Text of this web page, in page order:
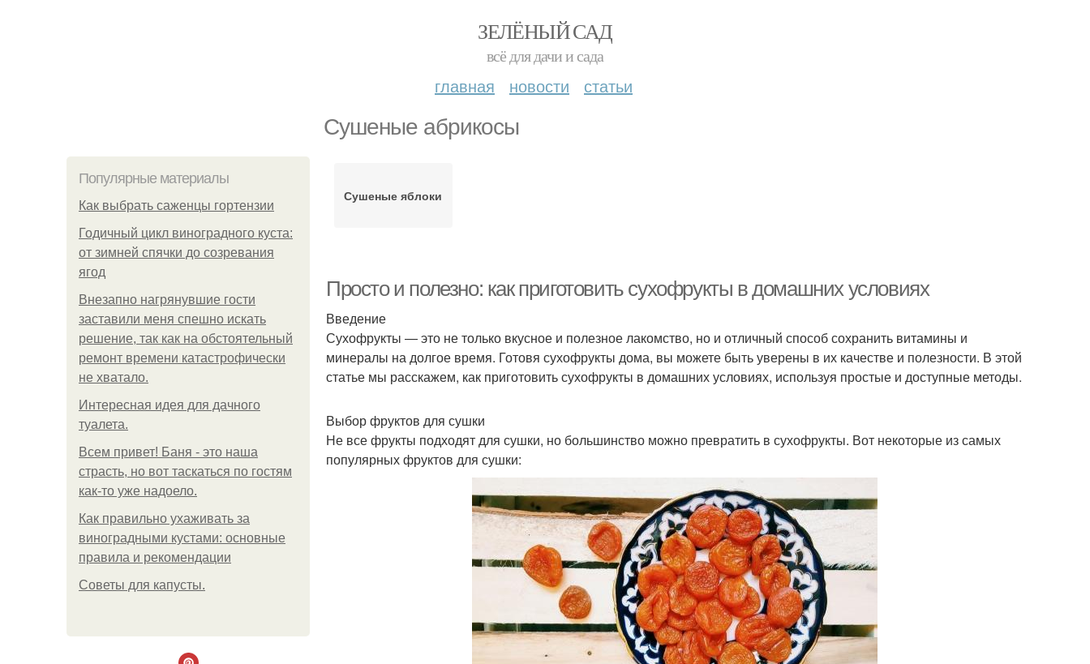
ЗЕЛЁНЫЙ САД
всё для дачи и сада
главная новости статьи
Сушеные абрикосы
Популярные материалы
Как выбрать саженцы гортензии
Годичный цикл виноградного куста:
от зимней спячки до созревания
ягод
Внезапно нагрянувшие гости
заставили меня спешно искать
решение, так как на обстоятельный
ремонт времени катастрофически
не хватало.
Интересная идея для дачного
туалета.
Всем привет! Баня - это наша
страсть, но вот таскаться по гостям
как-то уже надоело.
Как правильно ухаживать за
виноградными кустами: основные
правила и рекомендации
Советы для капусты.
Сушеные яблоки
Просто и полезно: как приготовить сухофрукты в домашних условиях
Введение
Сухофрукты — это не только вкусное и полезное лакомство, но и отличный способ сохранить витамины и
минералы на долгое время. Готовя сухофрукты дома, вы можете быть уверены в их качестве и полезности. В этой
статье мы расскажем, как приготовить сухофрукты в домашних условиях, используя простые и доступные методы.
Выбор фруктов для сушки
Не все фрукты подходят для сушки, но большинство можно превратить в сухофрукты. Вот некоторые из самых
популярных фруктов для сушки: